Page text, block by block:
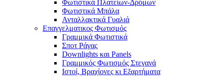
Φωτιστικά Πλατείων-Δρόμων
Φωτιστικά Μπάλα
Ανταλλακτικά Γυαλιά
Επαγγελματικος Φωτισμός
Γραμμικά Φωτιστικά
Σποτ Ράγας
Downlights και Panels
Γραμμικός Φωτισμός Στεγανά
Ιστοί, Βραχίονες κι Εξαρτήματα